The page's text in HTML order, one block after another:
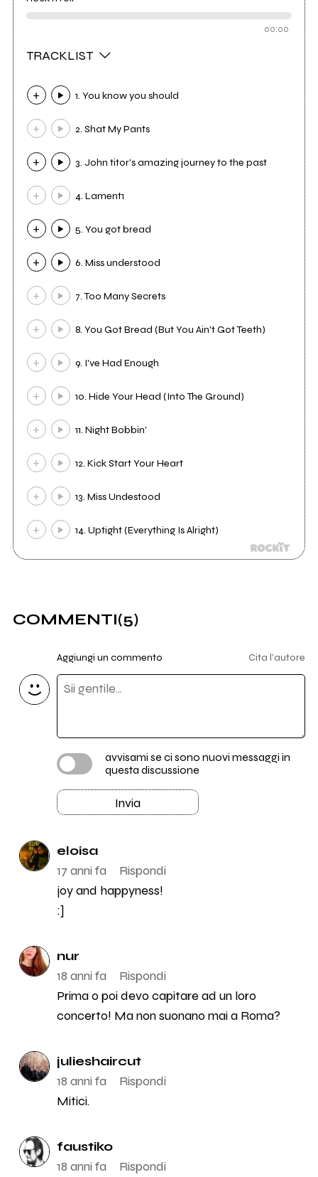
00:00
TRACKLIST
1. You know you should
2. Shat My Pants
3. John titor's amazing journey to the past
4. Lament1
5. You got bread
6. Miss understood
7. Too Many Secrets
8. You Got Bread (But You Ain't Got Teeth)
9. I've Had Enough
10. Hide Your Head (Into The Ground)
11. Night Bobbin'
12. Kick Start Your Heart
13. Miss Undestood
14. Uptight (Everything Is Alright)
COMMENTI(5)
Aggiungi un commento Cita l'autore
avvisami se ci sono nuovi messaggi in
questa discussione
Invia
eloisa
17 anni fa
Rispondi
joy and happyness!
:]
nur
18 anni fa
Rispondi
Prima o poi devo capitare ad un loro
concerto! Ma non suonano mai a Roma?
julieshaircut
18 anni fa
Rispondi
Mitici.
faustiko
18 anni fa
Rispondi